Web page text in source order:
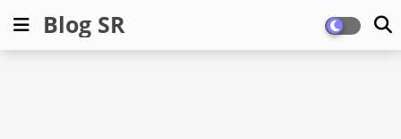
Blog SR